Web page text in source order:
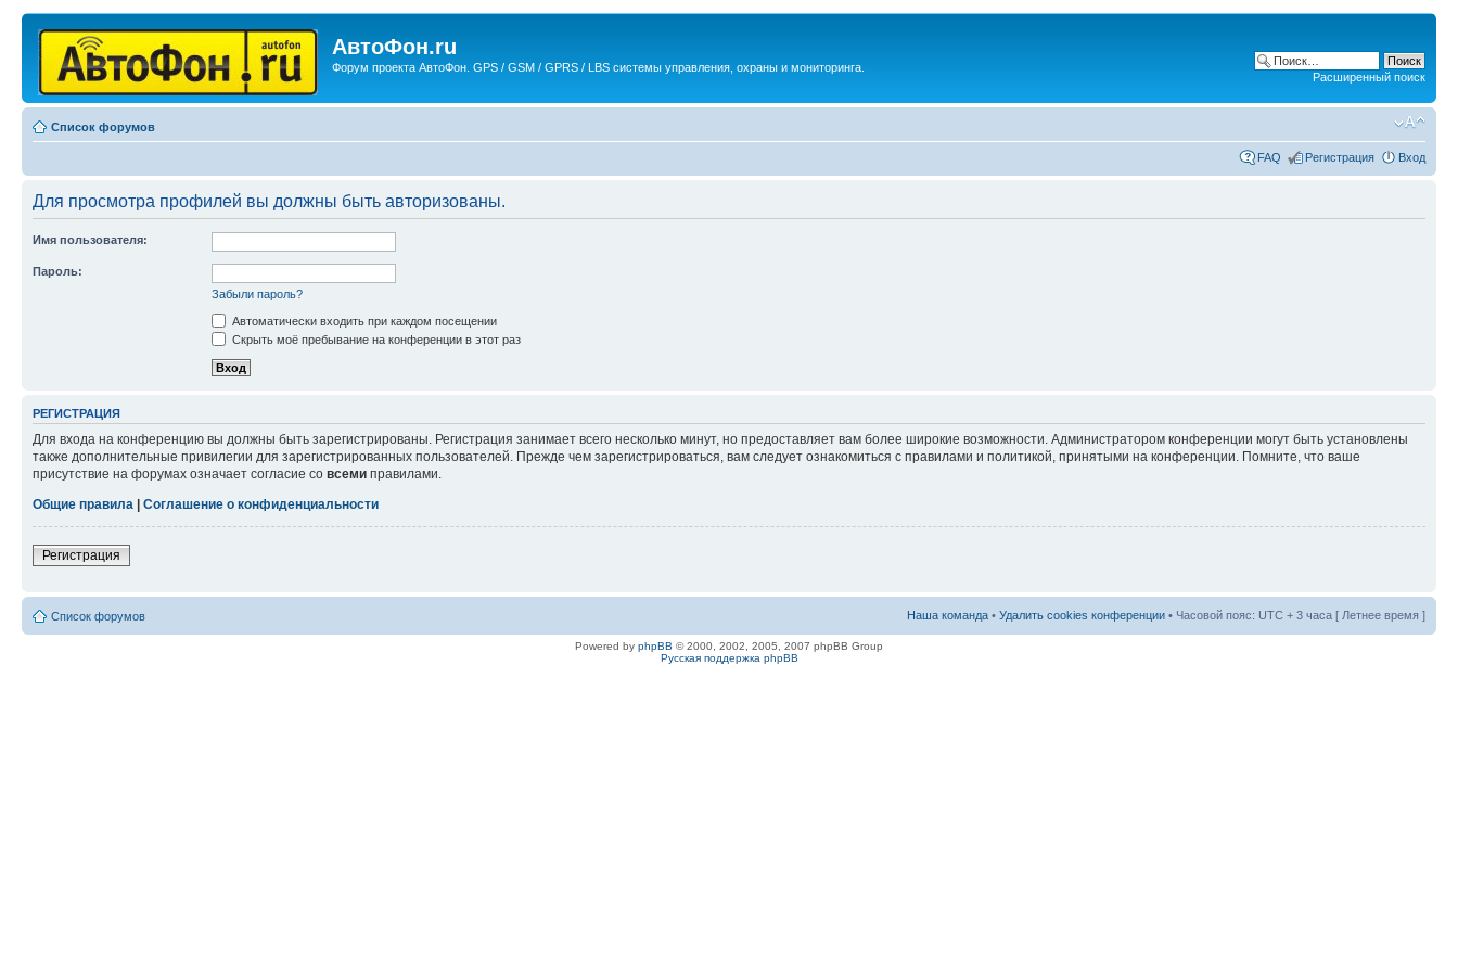
АвтоФон.ru
Форум проекта АвтоФон. GPS / GSM / GPRS / LBS системы управления, охраны и мониторинга.
Расширенный поиск
Список форумов
FAQ Регистрация Вход
Для просмотра профилей вы должны быть авторизованы.
Имя пользователя:
Пароль:
Забыли пароль?
Автоматически входить при каждом посещении
Скрыть моё пребывание на конференции в этот раз
РЕГИСТРАЦИЯ
Для входа на конференцию вы должны быть зарегистрированы. Регистрация занимает всего несколько минут, но предоставляет вам более широкие возможности. Администратором конференции могут быть установлены
также дополнительные привилегии для зарегистрированных пользователей. Прежде чем зарегистрироваться, вам следует ознакомиться с правилами и политикой, принятыми на конференции. Помните, что ваше
присутствие на форумах означает согласие со всеми правилами.
Общие правила | Соглашение о конфиденциальности
Регистрация
Список форумов Наша команда • Удалить cookies конференции • Часовой пояс: UTC + 3 часа [ Летнее время ]
Powered by phpBB © 2000, 2002, 2005, 2007 phpBB Group
Русская поддержка phpBB